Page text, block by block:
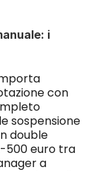
i
con
sospensione
double
500 euro tra
a